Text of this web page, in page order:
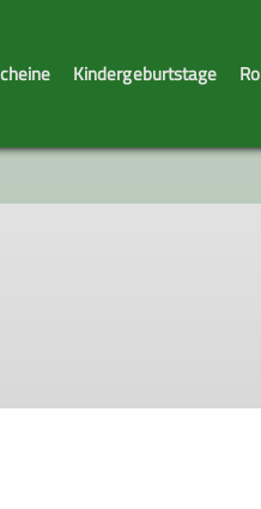
Kindergeburtstage